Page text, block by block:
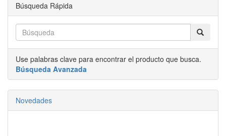
Búsqueda Rápida
Use palabras clave para encontrar el producto que busca.
Búsqueda Avanzada
Novedades